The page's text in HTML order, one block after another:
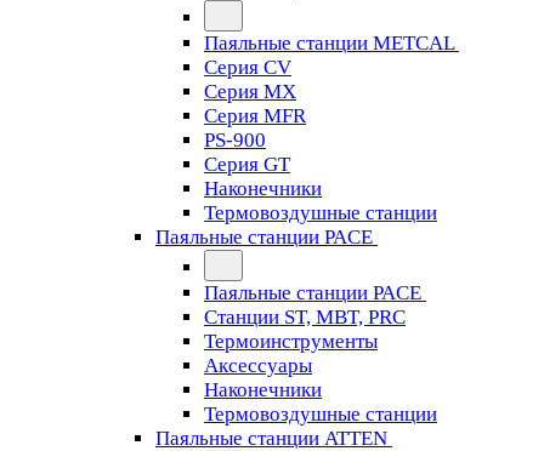
Паяльные станции METCAL
Серия CV
Серия MX
Серия MFR
PS-900
Серия GT
Наконечники
Термовоздушные станции
Паяльные станции PACE
Паяльные станции PACE
Станции ST, MBT, PRC
Термоинструменты
Аксессуары
Наконечники
Термовоздушные станции
Паяльные станции ATTEN